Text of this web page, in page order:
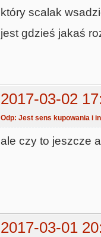
który scalak
jest gdzieś jakaś
2017-03-02
Odp: Jest sens kupowania i
ale czy to jeszcze
2017-03-01